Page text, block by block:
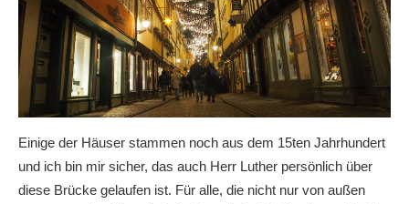
Einige der Häuser stammen noch aus dem 15ten Jahrhundert
und ich bin mir sicher, das auch Herr Luther persönlich über
diese Brücke gelaufen ist. Für alle, die nicht nur von außen